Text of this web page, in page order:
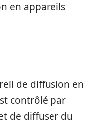
en appareils
de diffusion en
contrôlé par
de diffuser du